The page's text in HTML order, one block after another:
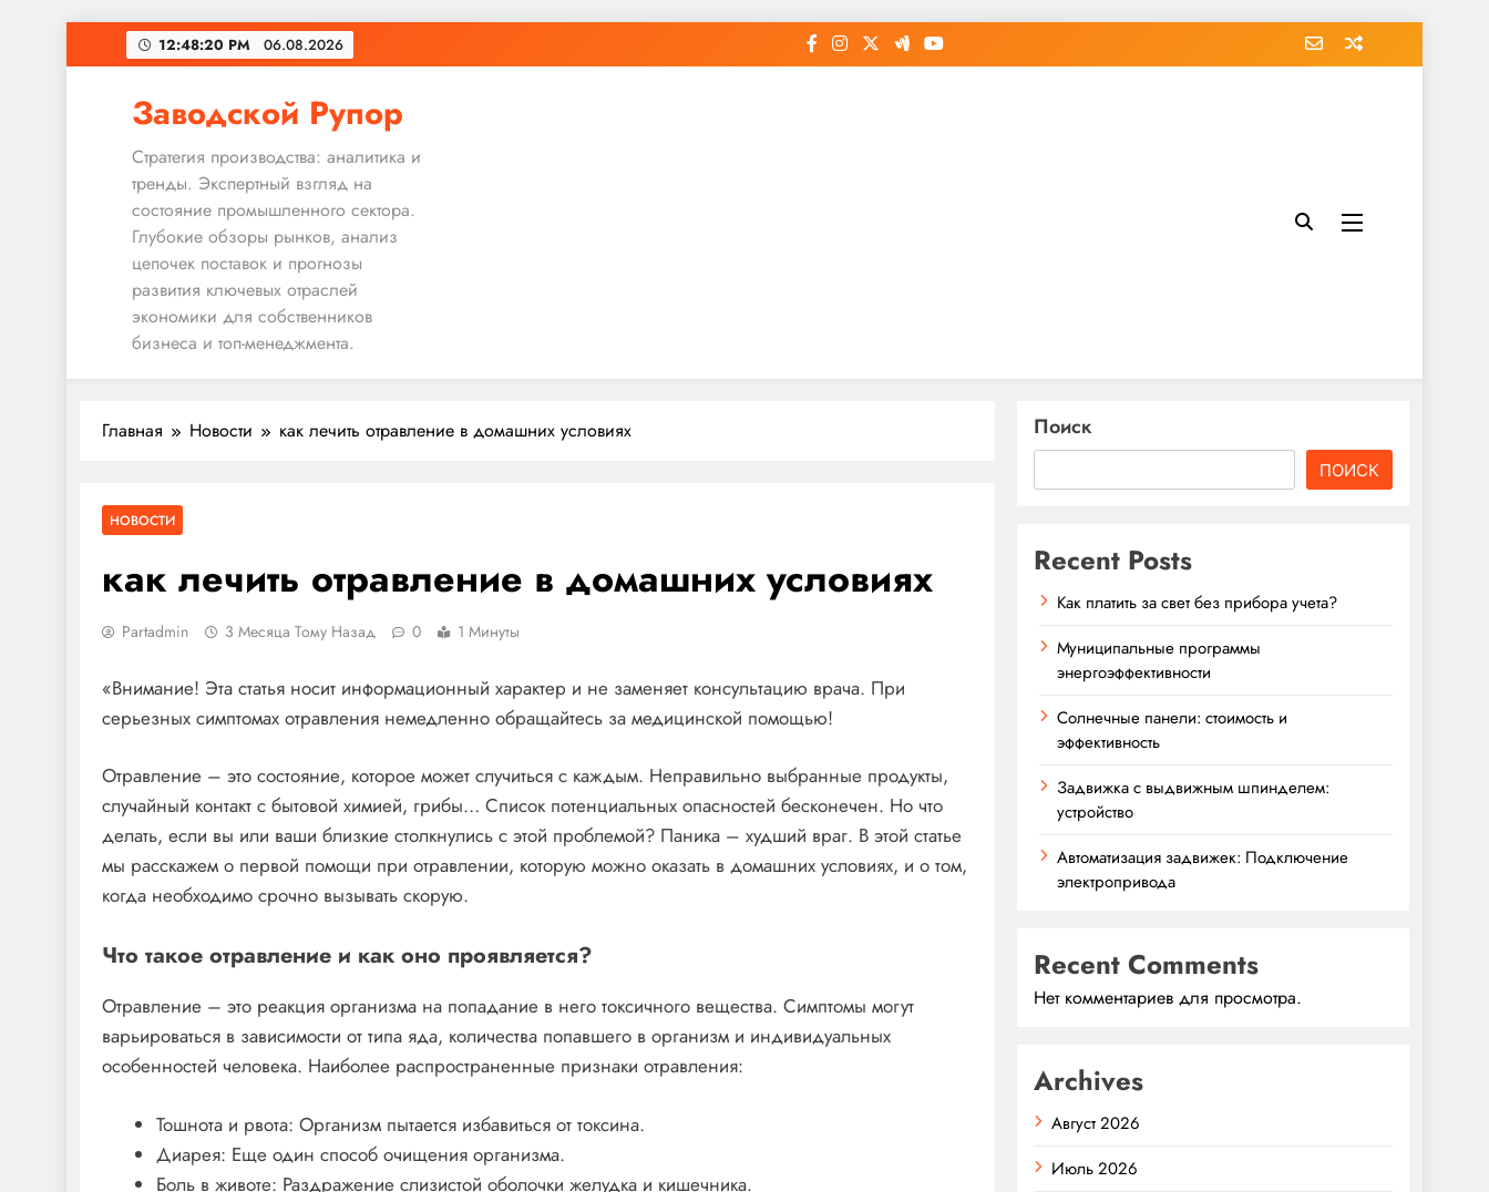
Перейти
к
12:48:21 PM 06.08.2026
Заводской Рупор
Стратегия производства: аналитика и
тренды. Экспертный взгляд на
состояние промышленного сектора.
Глубокие обзоры рынков, анализ
цепочек поставок и прогнозы
развития ключевых отраслей
экономики для собственников
бизнеса и топ-менеджмента.
Главная Новости как лечить отравление в домашних условиях
НОВОСТИ
как лечить отравление в домашних условиях
Partadmin 3 Месяца Тому Назад 0 1 Минуты
«Внимание! Эта статья носит информационный характер и не заменяет консультацию врача. При
серьезных симптомах отравления немедленно обращайтесь за медицинской помощью!
Отравление – это состояние, которое может случиться с каждым. Неправильно выбранные продукты,
случайный контакт с бытовой химией, грибы… Список потенциальных опасностей бесконечен. Но что
делать, если вы или ваши близкие столкнулись с этой проблемой? Паника – худший враг. В этой статье
мы расскажем о первой помощи при отравлении, которую можно оказать в домашних условиях, и о том,
когда необходимо срочно вызывать скорую.
Что такое отравление и как оно проявляется?
Отравление – это реакция организма на попадание в него токсичного вещества. Симптомы могут
варьироваться в зависимости от типа яда, количества попавшего в организм и индивидуальных
особенностей человека. Наиболее распространенные признаки отравления:
Тошнота и рвота: Организм пытается избавиться от токсина.
Диарея: Еще один способ очищения организма.
Боль в животе: Раздражение слизистой оболочки желудка и кишечника.
Поиск
ПОИСК
Recent Posts
Как платить за свет без прибора учета?
Муниципальные программы
энергоэффективности
Солнечные панели: стоимость и
эффективность
Задвижка с выдвижным шпинделем:
устройство
Автоматизация задвижек: Подключение
электропривода
Recent Comments
Нет комментариев для просмотра.
Archives
Август 2026
Июль 2026